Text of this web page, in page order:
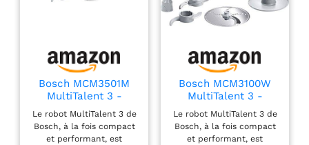
Bosch MCM3501M
MultiTalent 3 -
Robot de cuisine,
Puissant moteur,
Blender
Le robot MultiTalent 3 de
Bosch, à la fois compact
et performant, est
Bosch MCM3100W
MultiTalent 3 -
Robot de cuisine,
puissant moteur
Le robot MultiTalent 3 de
Bosch, à la fois compact
et performant, est